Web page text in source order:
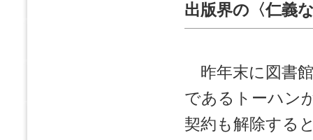
出版界の〈仁義
昨年末に図書
であるトーハン
契約も解除する